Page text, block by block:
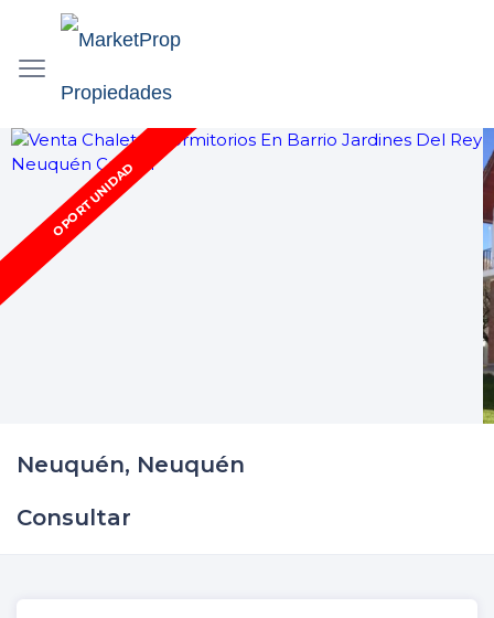
OPORTUNIDAD
Neuquén, Neuquén
Consultar